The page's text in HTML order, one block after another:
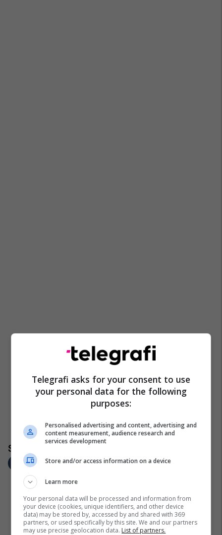
Telegrafi asks for your consent to use
your personal data for the following
purposes:
Personalised advertising and content, advertising and
content measurement, audience research and
services development
Store and/or access information on a device
Learn more
Your personal data will be processed and information from
your device (cookies, unique identifiers, and other device
data) may be stored by, accessed by and shared with 369
partners, or used specifically by this site. We and our partners
may use precise geolocation data. List of partners.